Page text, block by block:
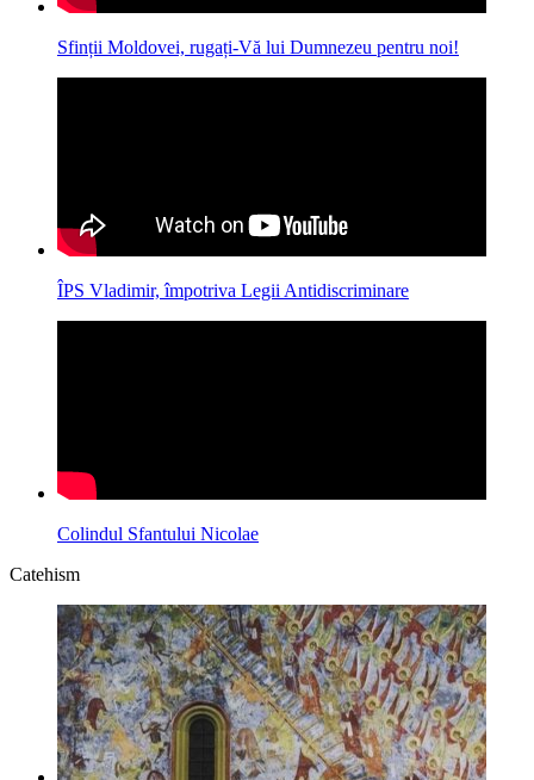
Sfinții Moldovei, rugați-Vă lui Dumnezeu pentru noi!
ÎPS Vladimir, împotriva Legii Antidiscriminare
Colindul Sfantului Nicolae
Catehism